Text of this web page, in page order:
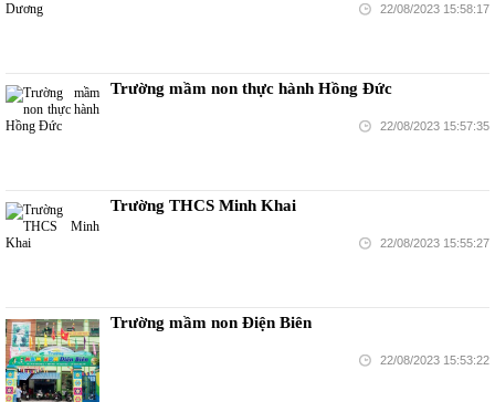
22/08/2023 15:58:17
Trường mầm non thực hành Hồng Đức
22/08/2023 15:57:35
Trường THCS Minh Khai
22/08/2023 15:55:27
Trường mầm non Điện Biên
22/08/2023 15:53:22